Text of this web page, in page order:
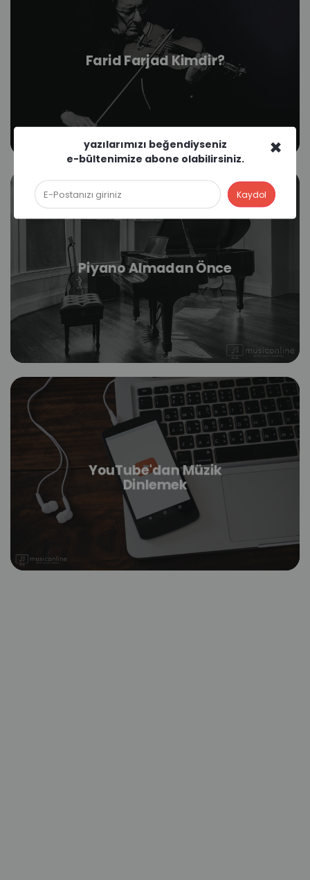
Farid Farjad Kimdir?
Piyano Almadan Önce
YouTube'dan Müzik
Dinlemek
×
yazılarımızı beğendiyseniz
e-bültenimize abone olabilirsiniz.